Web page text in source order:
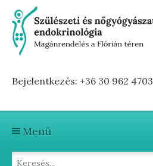
Bejelentkezés: +36 30 962 4703
Menü
Kezdőlap